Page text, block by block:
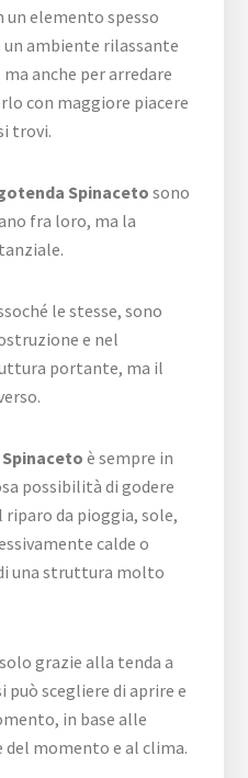
un elemento spesso
un ambiente rilassante
anche per arredare
con maggiore piacere
trovi.
Spinaceto sono
fra loro, ma la
le stesse, sono
e nel
portante, ma il
è sempre in
possibilità di godere
da pioggia, sole,
calde o
una struttura molto
grazie alla tenda a
scegliere di aprire e
in base alle
del momento e al clima.